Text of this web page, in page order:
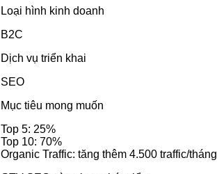
Loại hình kinh doanh
B2C
Dịch vụ triển khai
SEO
Mục tiêu mong muốn
Top 5: 25%
Top 10: 70%
Organic Traffic: tăng thêm 4.500 traffic/tháng